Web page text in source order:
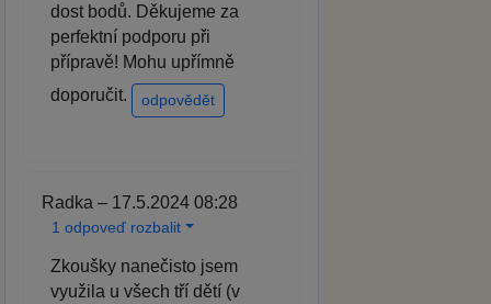
dost bodů. Děkujeme za
perfektní podporu při
přípravě! Mohu upřímně
doporučit.
odpovědět
Radka – 17.5.2024 08:28
1 odpoveď rozbalit
Zkoušky nanečisto jsem
využila u všech tří dětí (v